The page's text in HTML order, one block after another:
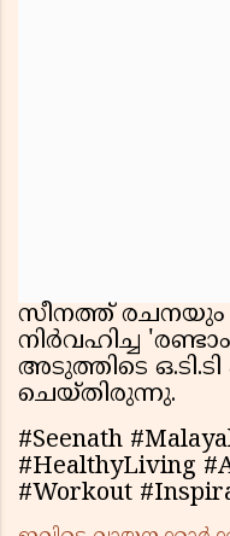
സീനത്ത് രചനയും
നിർവഹിച്ച
അടുത്തിടെ
ചെയ്തിരുന്നു.
#Seenath
#HealthyLiving
#Workout